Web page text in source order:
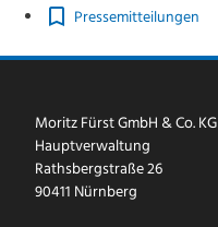
Pressemitteilungen
Moritz Fürst GmbH & Co. KG
Hauptverwaltung
Rathsbergstraße 26
90411 Nürnberg